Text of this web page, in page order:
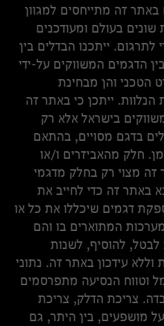
באתר זה מתייחסים למגוון
בעולם ומעודכנים
ייתכנו הבדלים בין
הדגמים המשווקים על-ידי
הטכני והן מבחינת
הנלוות. ייתכן כי באתר זה
בישראל אלא רק
בדגם מסויים, בהתאם
חלק מהאביזרים ו/או
מצוי רק בחלק מדגמי
באתר זה כדי לחייב את
דגמים שיכללו את כל או
המתוארים בו והם
להוסיף, לשנות
עידכון באתר זה. נתוני
וטווח הנסיעה מתפרסמים
צריכת הדלק, צריכת
מושפעים, בין היתר, גם